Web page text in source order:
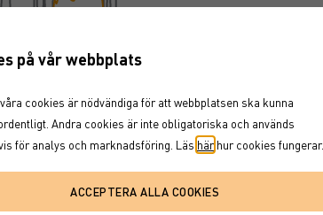
2026
på vår webbplats
cookies är nödvändiga för att webbplatsen ska kunna
Andra cookies är inte obligatoriska och används
för analys och marknadsföring. Läs här hur cookies fungerar.